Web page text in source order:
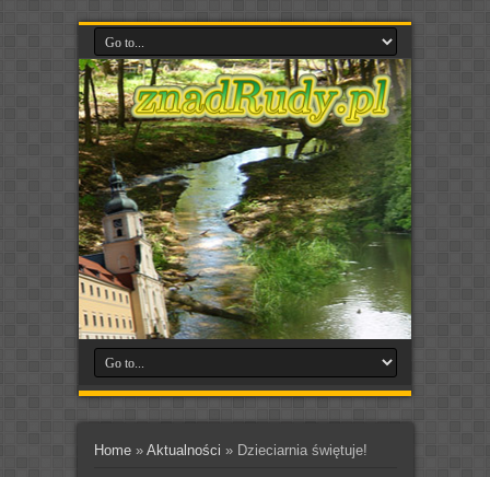
Home» Aktualności » Dzieciarnia świętuje!